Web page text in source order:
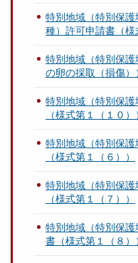
特別地域（特別保
種）許可申請書（様
特別地域（特別保
の卵の採取（損傷）
特別地域（特別保
（様式第１（１０）
特別地域（特別保
（様式第１（６））
特別地域（特別保
（様式第１（７））
特別地域（特別保
書（様式第１（８）